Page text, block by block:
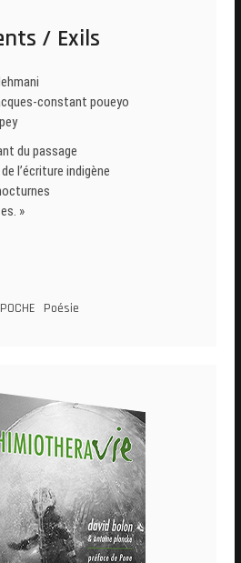
/ Exils
constant poueyo
du passage
l’écriture indigène
»
Poésie